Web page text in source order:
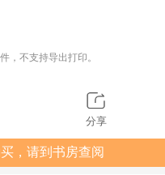
，不支持导出打印。
分享
，请到书房查阅